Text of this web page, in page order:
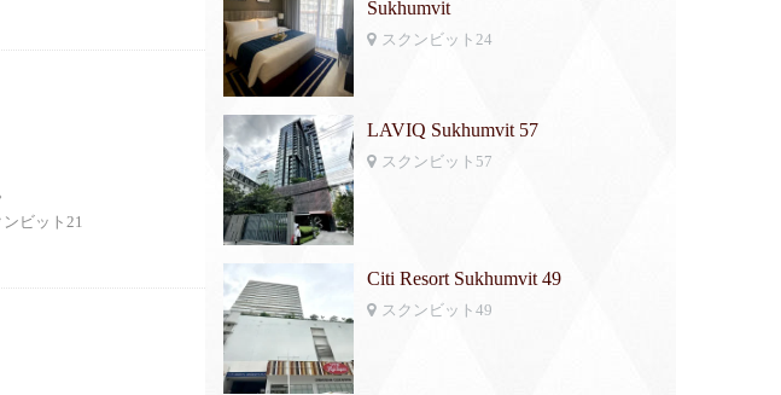
ンビット21
Sukhumvit
スクンビット24
LAVIQ Sukhumvit 57
スクンビット57
Citi Resort Sukhumvit 49
スクンビット49